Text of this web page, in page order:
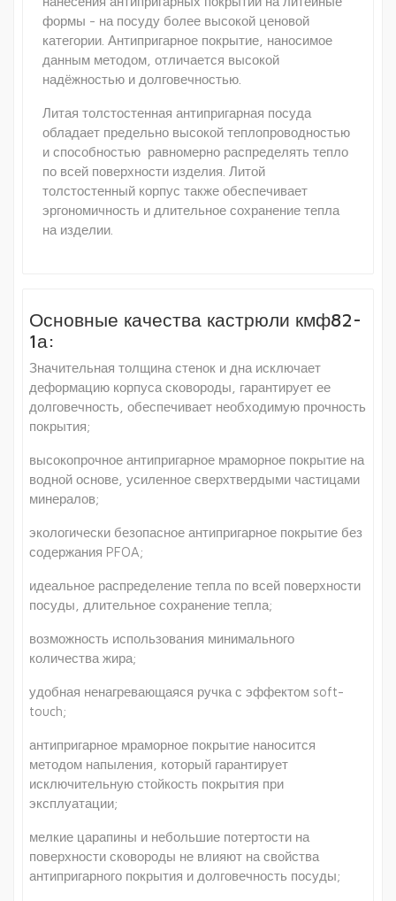
формы - на посуду более высокой ценовой
категории. Антипригарное покрытие, наносимое
данным методом, отличается высокой
надёжностью и долговечностью.
Литая толстостенная антипригарная посуда
обладает предельно высокой теплопроводностью
и способностью равномерно распределять тепло
по всей поверхности изделия. Литой
толстостенный корпус также обеспечивает
эргономичность и длительное сохранение тепла
на изделии.
Основные качества кастрюли кмф82-
1а:
Значительная толщина стенок и дна исключает
деформацию корпуса сковороды, гарантирует ее
долговечность, обеспечивает необходимую прочность
покрытия;
высокопрочное антипригарное мраморное покрытие на
водной основе, усиленное сверхтвердыми частицами
минералов;
экологически безопасное антипригарное покрытие без
содержания PFOA;
идеальное распределение тепла по всей поверхности
посуды, длительное сохранение тепла;
возможность использования минимального
количества жира;
удобная ненагревающаяся ручка с эффектом soft-
touch;
антипригарное мраморное покрытие наносится
методом напыления, который гарантирует
исключительную стойкость покрытия при
эксплуатации;
мелкие царапины и небольшие потертости на
поверхности сковороды не влияют на свойства
антипригарного покрытия и долговечность посуды;